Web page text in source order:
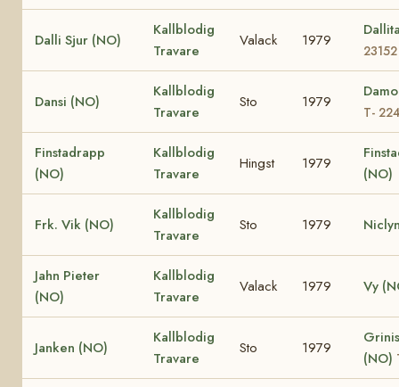
Dalli Sjur (NO)
Kallblodig
Travare
Valack 1979
23152
Dansi (NO)
Kallblodig
Travare
Sto 1979
T-
Finstadrapp
(NO)
Kallblodig
Travare
Hingst 1979
(NO)
Frk. Vik (NO)
Kallblodig
Travare
Sto 1979
Jahn Pieter
(NO)
Kallblodig
Travare
Valack 1979 Vy
Janken (NO)
Kallblodig
Travare
Sto 1979
(NO)